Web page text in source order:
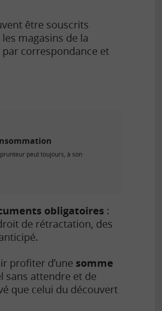
être souscrits
magasins de la
par correspondance et
peut toujours, à son
obligatoires :
de rétractation, des
profiter d’une somme
sans attendre et de
que celui du découvert